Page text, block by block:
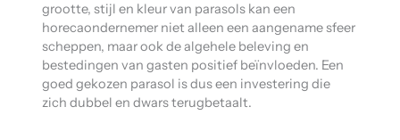
grootte, stijl en kleur van parasols kan een
horecaondernemer niet alleen een aangename sfeer
scheppen, maar ook de algehele beleving en
bestedingen van gasten positief beïnvloeden. Een
goed gekozen parasol is dus een investering die
zich dubbel en dwars terugbetaalt.